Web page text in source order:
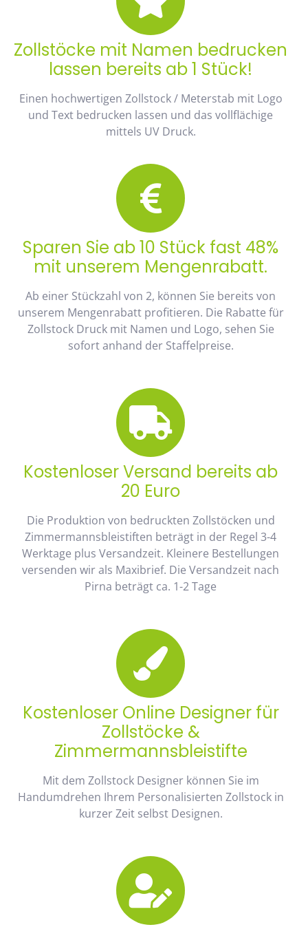
Zollstöcke mit Namen bedrucken
lassen bereits ab 1 Stück!
Einen hochwertigen Zollstock / Meterstab mit Logo
und Text bedrucken lassen und das vollflächige
mittels UV Druck.
Sparen Sie ab 10 Stück fast 48%
mit unserem Mengenrabatt.
Ab einer Stückzahl von 2, können Sie bereits von
unserem Mengenrabatt profitieren. Die Rabatte für
Zollstock Druck mit Namen und Logo, sehen Sie
sofort anhand der Staffelpreise.
Kostenloser Versand bereits ab
20 Euro
Die Produktion von bedruckten Zollstöcken und
Zimmermannsbleistiften beträgt in der Regel 3-4
Werktage plus Versandzeit. Kleinere Bestellungen
versenden wir als Maxibrief. Die Versandzeit nach
Pirna beträgt ca. 1-2 Tage
Kostenloser Online Designer für
Zollstöcke &
Zimmermannsbleistifte
Mit dem Zollstock Designer können Sie im
Handumdrehen Ihrem Personalisierten Zollstock in
kurzer Zeit selbst Designen.